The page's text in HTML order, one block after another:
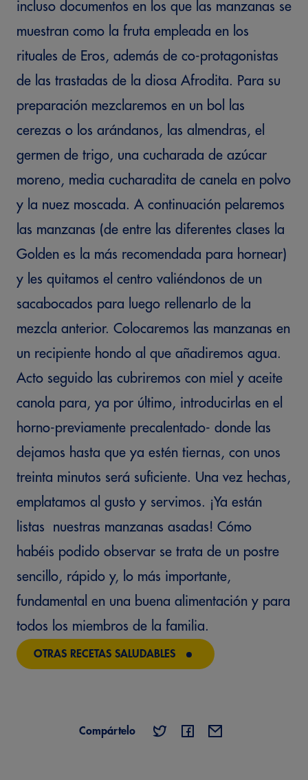
incluso documentos en los que las manzanas se
muestran como la fruta empleada en los
rituales de Eros, además de co-protagonistas
de las trastadas de la diosa Afrodita. Para su
preparación mezclaremos en un bol las
cerezas o los arándanos, las almendras, el
germen de trigo, una cucharada de azúcar
moreno, media cucharadita de canela en polvo
y la nuez moscada. A continuación pelaremos
las manzanas (de entre las diferentes clases la
Golden es la más recomendada para hornear)
y les quitamos el centro valiéndonos de un
sacabocados para luego rellenarlo de la
mezcla anterior. Colocaremos las manzanas en
un recipiente hondo al que añadiremos agua.
Acto seguido las cubriremos con miel y aceite
canola para, ya por último, introducirlas en el
horno-previamente precalentado- donde las
dejamos hasta que ya estén tiernas, con unos
treinta minutos será suficiente. Una vez hechas,
emplatamos al gusto y servimos. ¡Ya están
listas nuestras manzanas asadas! Cómo
habéis podido observar se trata de un postre
sencillo, rápido y, lo más importante,
fundamental en una buena alimentación y para
todos los miembros de la familia.
OTRAS RECETAS SALUDABLES
Compártelo